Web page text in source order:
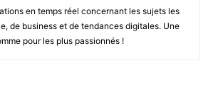
en temps réel concernant les sujets les
de business et de tendances digitales. Une
pour les plus passionnés !